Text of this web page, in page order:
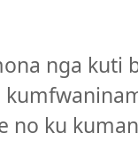
nga kuti
no ku